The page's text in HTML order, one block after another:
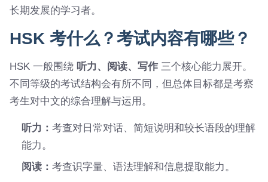
长期发展的学习者。
HSK 考什么？考试内容有哪些？
HSK 一般围绕 听力、阅读、写作 三个核心能力展开。
不同等级的考试结构会有所不同，但总体目标都是考察
考生对中文的综合理解与运用。
听力： 考查对日常对话、简短说明和较长语段的理解
能力。
阅读： 考查识字量、语法理解和信息提取能力。